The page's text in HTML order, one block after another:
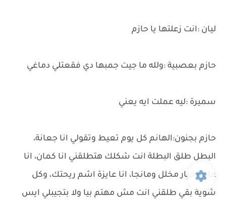
ليان :انت زعلتها يا حازم
حازم بعصبية :ولله ما جيت جمبها دي فقعتلي دماغي
سميرة :ليه عملت ايه يعني
حازم بجنون:الهانم كل يوم تعيط وتقولي انا جعانة،
البطل طلق البطلة انت شكلك هتطلقني انا كمان، انا
عايزة خيار مخلل ومانجا، انا عايزة اشم ريحتك، وكل
شوية بقي طلقني انت مش مهتم بيا ولا بتجيبلي ايس